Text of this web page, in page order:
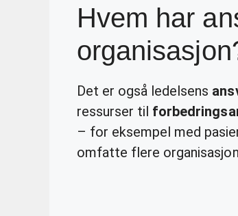
Hvem har
Det er også ledelsens
ressurser til
– for eksempel med
omfatte flere